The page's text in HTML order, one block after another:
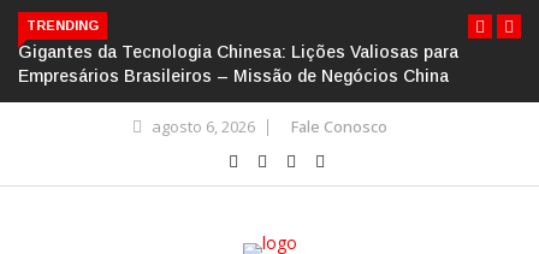
TRENDING
Gigantes da Tecnologia Chinesa: Lições Valiosas para
Empresários Brasileiros – Missão de Negócios China
agosto 6, 2026 Fale Conosco